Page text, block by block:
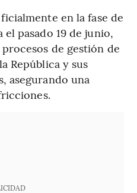
en la fase de
pasado 19 de junio,
de gestión de
República y sus
asegurando una